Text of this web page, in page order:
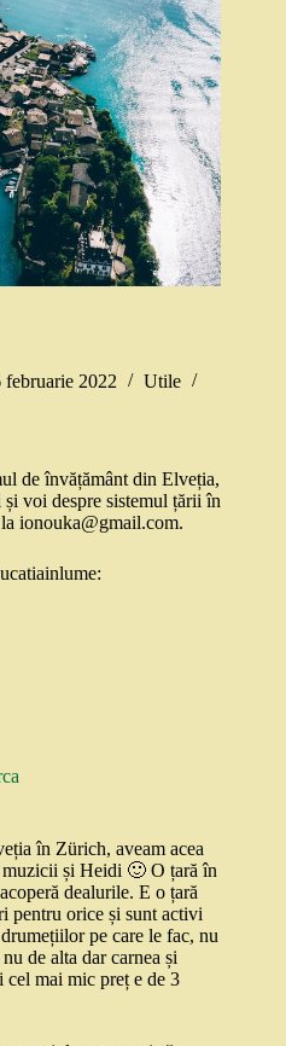
februarie 2022
Utile
de învățământ din Elveția,
voi despre sistemul țării în
ionouka@gmail.com.
în Zürich, aveam acea
și Heidi 🙂 O țară în
dealurile. E o țară
pentru orice și sunt activi
pe care le fac, nu
de alta dar carnea și
cel mai mic preț e de 3